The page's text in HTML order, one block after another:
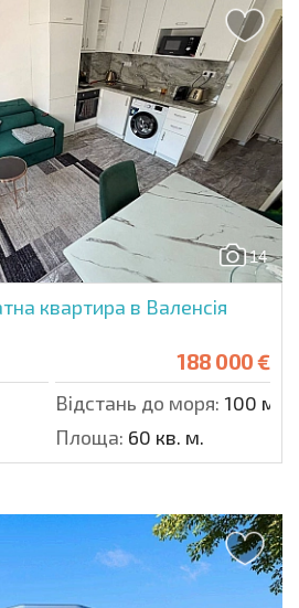
14
квартира в Валенсія
188 000 €
Відстань до моря: 100 м.
Площа: 60 кв. м.